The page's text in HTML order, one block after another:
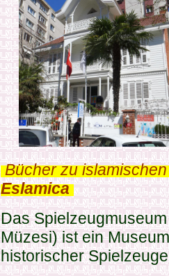
.Bücher zu
Eslamica.
Das
Müzesi) ist ein
historischer